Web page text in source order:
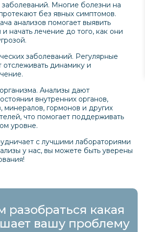
Многие болезни на
без явных симптомов.
анализов помогает выявить
начать лечение до того, как они
заболеваний. Регулярные
отслеживать динамику и
Анализы дают
внутренних органов,
минералов, гормонов и других
что помогает поддерживать
уровне.
с лучшими лабораториями
у нас, вы можете быть уверены
какая
вашу проблему